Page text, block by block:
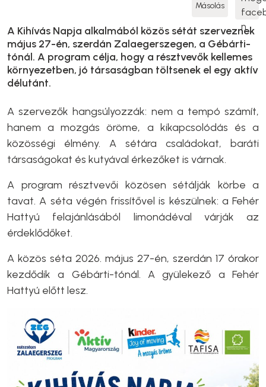
Másolás
A Kihívás Napja alkalmából közös sétát szerveznek
május 27-én, szerdán Zalaegerszegen, a Gébárti-
tónál. A program célja, hogy a résztvevők kellemes
környezetben, jó társaságban töltsenek el egy aktív
délutánt.
A szervezők hangsúlyozzák: nem a tempó számít,
hanem a mozgás öröme, a kikapcsolódás és a
közösségi élmény. A sétára családokat, baráti
társaságokat és kutyával érkezőket is várnak.
A program résztvevői közösen sétálják körbe a
tavat. A séta végén frissítővel is készülnek: a Fehér
Hattyú felajánlásából limonádéval várják az
érdeklődőket.
A közös séta 2026. május 27-én, szerdán 17 órakor
kezdődik a Gébárti-tónál. A gyülekező a Fehér
Hattyú előtt lesz.